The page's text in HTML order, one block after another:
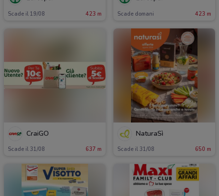
Scade il 19/08 423 m Scade domani 423 m
CraiGO
Scade il 31/08 637 m
NaturaSì
Scade il 31/08 650 m